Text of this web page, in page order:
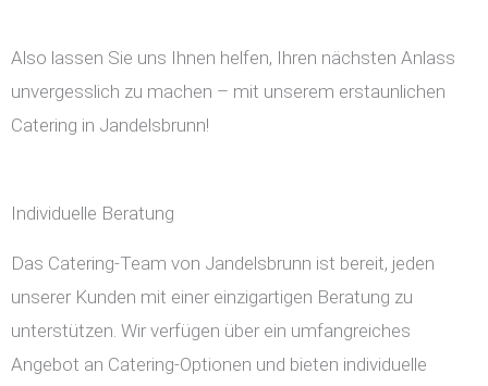
Also lassen Sie uns Ihnen helfen, Ihren nächsten Anlass
unvergesslich zu machen – mit unserem erstaunlichen
Catering in Jandelsbrunn!
Individuelle Beratung
Das Catering-Team von Jandelsbrunn ist bereit, jeden
unserer Kunden mit einer einzigartigen Beratung zu
unterstützen. Wir verfügen über ein umfangreiches
Angebot an Catering-Optionen und bieten individuelle